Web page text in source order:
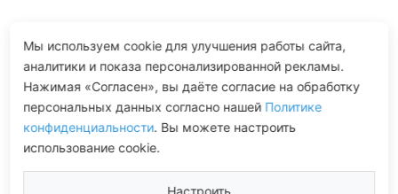
Мы используем cookie для улучшения работы сайта,
аналитики и показа персонализированной рекламы.
Нажимая «Согласен», вы даёте согласие на обработку
персональных данных согласно нашей Политике
конфиденциальности. Вы можете настроить
использование cookie.
Настроить